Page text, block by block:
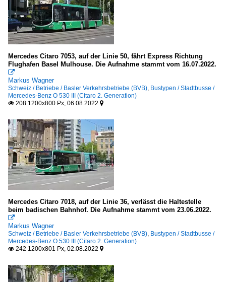
Mercedes Citaro 7053, auf der Linie 50, fährt Express Richtung
Flughafen Basel Mulhouse. Die Aufnahme stammt vom 16.07.2022.

Markus Wagner
Schweiz / Betriebe / Basler Verkehrsbetriebe (BVB), Bustypen / Stadtbusse /
Mercedes-Benz O 530 III (Citaro 2. Generation)
 208 1200x800 Px, 06.08.2022 
Mercedes Citaro 7018, auf der Linie 36, verlässt die Haltestelle
beim badischen Bahnhof. Die Aufnahme stammt vom 23.06.2022.

Markus Wagner
Schweiz / Betriebe / Basler Verkehrsbetriebe (BVB), Bustypen / Stadtbusse /
Mercedes-Benz O 530 III (Citaro 2. Generation)
 242 1200x801 Px, 02.08.2022 